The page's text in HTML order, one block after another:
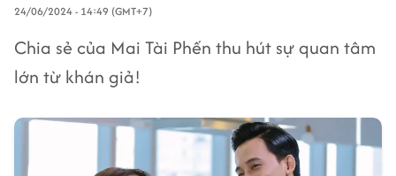
24/06/2024 - 14:49 (GMT+7)
Chia sẻ của Mai Tài Phến thu hút sự quan tâm
lớn từ khán giả!